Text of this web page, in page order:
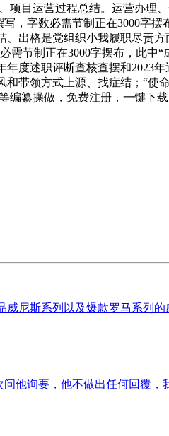
目运营过程总结。运营办理
字数必需节制正在3000字
出格是党组织小我履职尽责
节制正在3000字摆布，此中
度述职评断查核查摆和2023
带领方式上源、找症结；“使
纂操做，免费注册，一键下
尼斯系列以及爆款罗马系列
他询要，他不做出任何回覆，